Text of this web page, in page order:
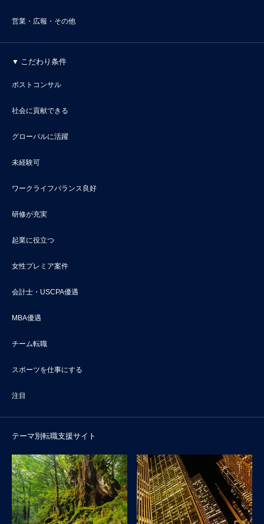
営業・広報・その他
こだわり条件
ポストコンサル
社会に貢献できる
グローバルに活躍
未経験可
ワークライフバランス良好
研修が充実
起業に役立つ
女性プレミア案件
会計士・USCPA優遇
MBA優遇
チーム転職
スポーツを仕事にする
注目
テーマ別転職支援サイト